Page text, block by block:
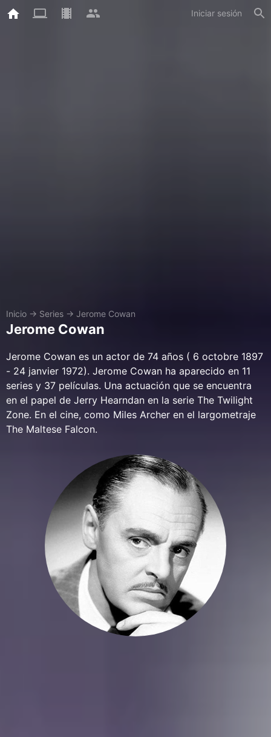
Iniciar sesión
Inicio → Series → Jerome Cowan
Jerome Cowan
Jerome Cowan es un actor de 74 años ( 6 octobre 1897
- 24 janvier 1972). Jerome Cowan ha aparecido en 11
series y 37 películas. Una actuación que se encuentra
en el papel de Jerry Hearndan en la serie The Twilight
Zone. En el cine, como Miles Archer en el largometraje
The Maltese Falcon.